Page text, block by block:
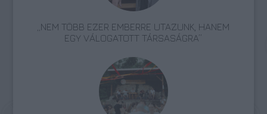
„NEM TÖBB EZER EMBERRE UTAZUNK, HANEM
EGY VÁLOGATOTT TÁRSASÁGRA”